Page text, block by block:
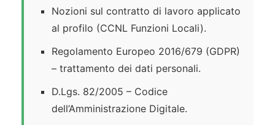
Nozioni sul contratto di lavoro applicato
al profilo (CCNL Funzioni Locali).
Regolamento Europeo 2016/679 (GDPR)
– trattamento dei dati personali.
D.Lgs. 82/2005 – Codice
dell’Amministrazione Digitale.